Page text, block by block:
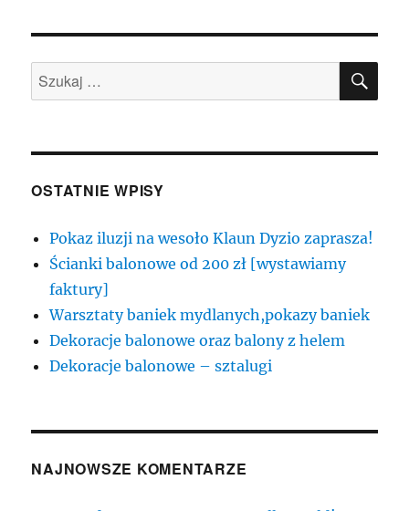
Szukaj:
OSTATNIE WPISY
Pokaz iluzji na wesoło Klaun Dyzio zaprasza!
Ścianki balonowe od 200 zł [wystawiamy
faktury]
Warsztaty baniek mydlanych,pokazy baniek
Dekoracje balonowe oraz balony z helem
Dekoracje balonowe – sztalugi
NAJNOWSZE KOMENTARZE